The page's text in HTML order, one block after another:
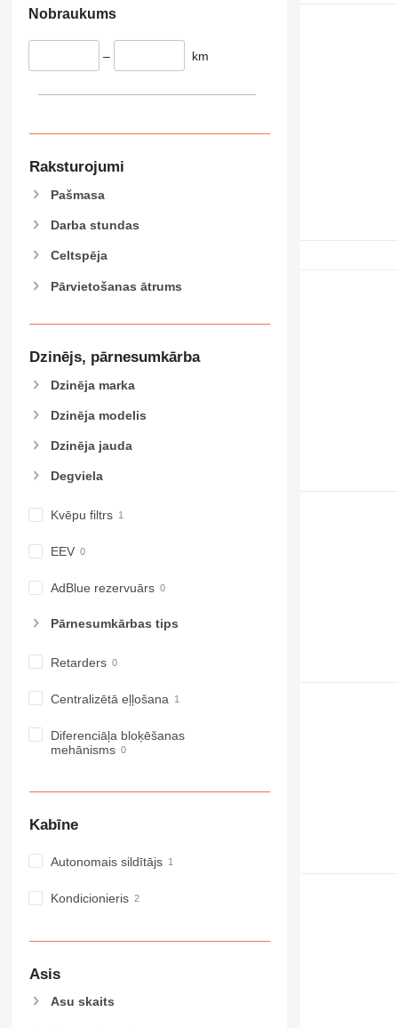
589
907
908
914
924
926
930
931
950
953
962
963
972
973
982
992
C-series
CS
D series
F-series
GC
MH
PM
Nobraukums
– km
Raksturojumi
Pašmasa
Darba stundas
Celtspēja
Pārvietošanas ātrums
Dzinējs, pārnesumkārba
Dzinēja marka
Dzinēja modelis
Dzinēja jauda
Degviela
Kvēpu filtrs
EEV
AdBlue rezervuārs
Pārnesumkārbas tips
Retarders
Centralizētā eļļošana
Diferenciāļa bloķēšanas
mehānisms
Kabīne
Autonomais sildītājs
Kondicionieris
Asis
Asu skaits